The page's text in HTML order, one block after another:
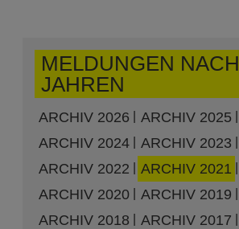
MELDUNGEN NACH
JAHREN
ARCHIV 2026
ARCHIV 2025
ARCHIV 2024
ARCHIV 2023
ARCHIV 2022
ARCHIV 2021
ARCHIV 2020
ARCHIV 2019
ARCHIV 2018
ARCHIV 2017